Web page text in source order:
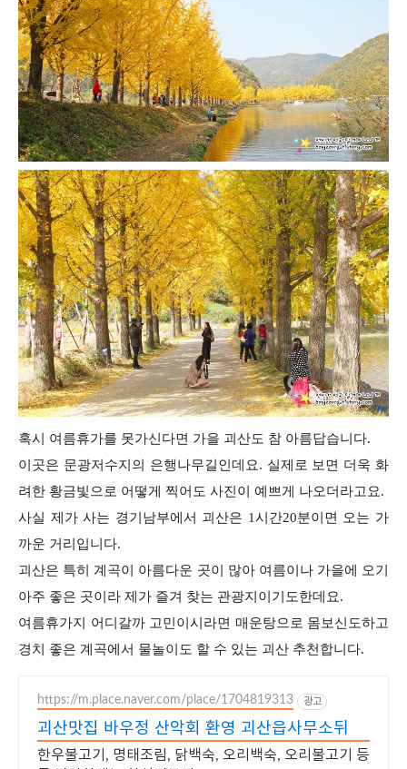
혹시 여름휴가를 못가신다면 가을 괴산도 참 아름답습니다.
이곳은 문광저수지의 은행나무길인데요. 실제로 보면 더욱 화
려한 황금빛으로 어떻게 찍어도 사진이 예쁘게 나오더라고요.
사실 제가 사는 경기남부에서 괴산은 1시간20분이면 오는 가
까운 거리입니다.
괴산은 특히 계곡이 아름다운 곳이 많아 여름이나 가을에 오기
아주 좋은 곳이라 제가 즐겨 찾는 관광지이기도한데요.
여름휴가지 어디갈까 고민이시라면 매운탕으로 몸보신도하고
경치 좋은 계곡에서 물놀이도 할 수 있는 괴산 추천합니다.
https://m.place.naver.com/place/1704819313 광고
괴산맛집 바우정 산악회 환영 괴산읍사무소뒤
한우불고기, 명태조림, 닭백숙, 오리백숙, 오리불고기 등